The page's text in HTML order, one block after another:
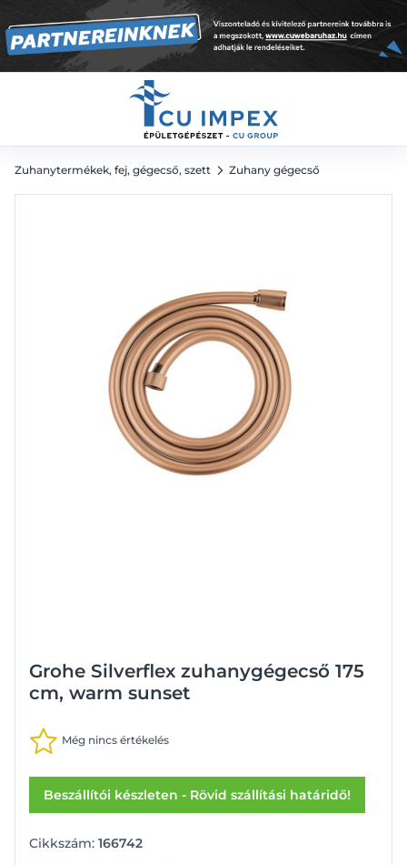
Zuhanytermékek, fej, gégecső, szett Zuhany gégecső
Grohe Silverflex zuhanygégecső 175
cm, warm sunset
Még nincs értékelés
Beszállítói készleten - Rövid szállítási határidő!
Cikkszám: 166742
12 181 Ft